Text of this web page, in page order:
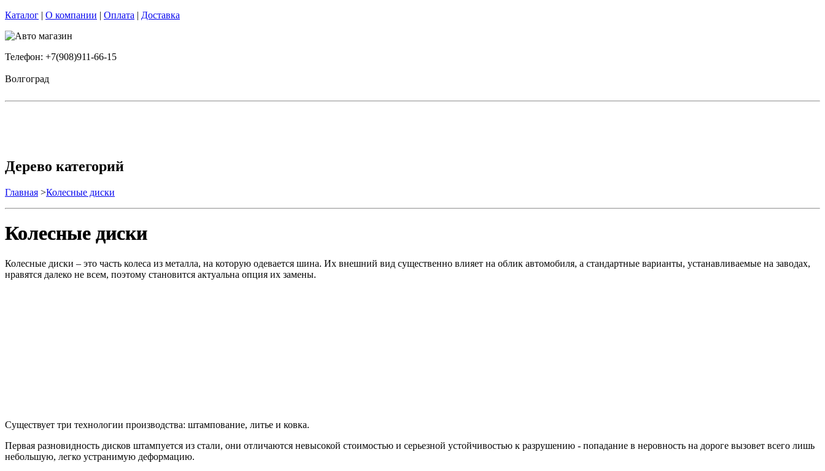
Каталог | О компании | Оплата | Доставка
Телефон: +7(908)911-66-15
Волгоград
Дерево категорий
Главная >Колесные диски
Колесные диски
Колесные диски – это часть колеса из металла, на которую одевается шина. Их внешний вид существенно влияет на облик автомобиля, а стандартные варианты, устанавливаемые на заводах,
нравятся далеко не всем, поэтому становится актуальна опция их замены.
Существует три технологии производства: штампование, литье и ковка.
Первая разновидность дисков штампуется из стали, они отличаются невысокой стоимостью и серьезной устойчивостью к разрушению - попадание в неровность на дороге вызовет всего лишь
небольшую, легко устранимую деформацию.